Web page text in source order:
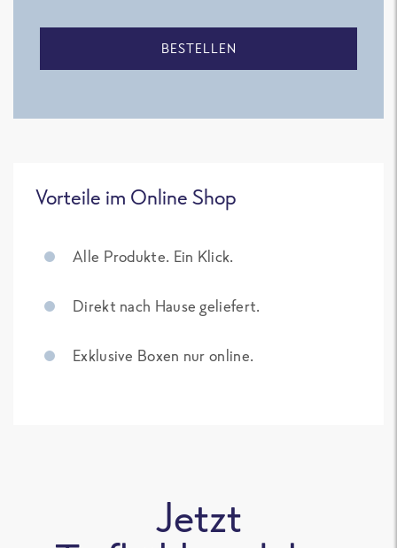
BESTELLEN
Vorteile im Online Shop
Alle Produkte. Ein Klick.
Direkt nach Hause geliefert.
Exklusive Boxen nur online.
Jetzt